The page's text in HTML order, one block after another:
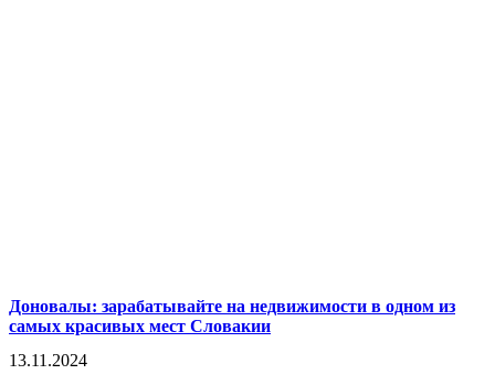
Доновалы: зарабатывайте на недвижимости в одном из
самых красивых мест Словакии
13.11.2024